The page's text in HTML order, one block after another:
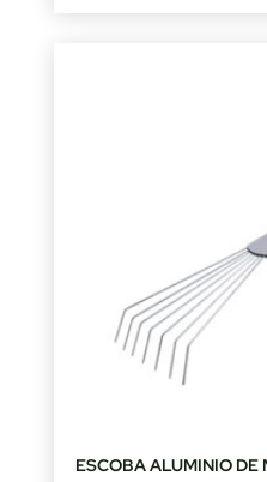
ESCOBA ALUMINIO DE